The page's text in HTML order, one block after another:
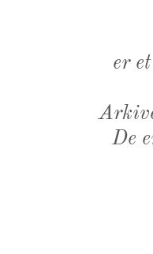
er
De